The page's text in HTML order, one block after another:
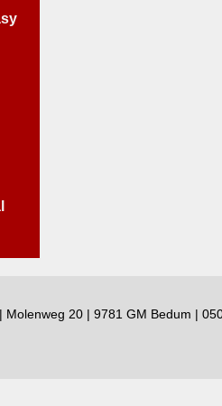
Molenweg 20 | 9781 GM Bedum |